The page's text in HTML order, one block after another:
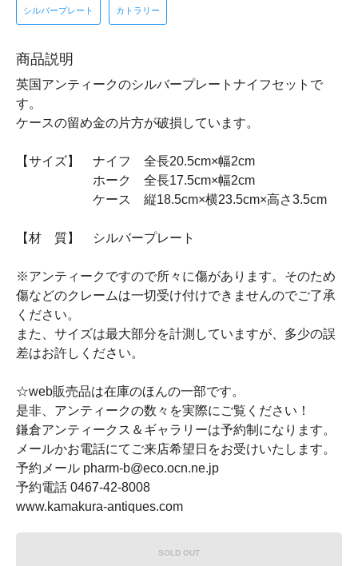
シルバープレート カトラリー
商品説明
英国アンティークのシルバープレートナイフセットで
す。
ケースの留め金の片方が破損しています。
【サイズ】 ナイフ 全長20.5cm×幅2cm
ホーク 全長17.5cm×幅2cm
ケース 縦18.5cm×横23.5cm×高さ3.5cm
【材 質】 シルバープレート
※アンティークですので所々に傷があります。そのため
傷などのクレームは一切受け付けできませんのでご了承
ください。
また、サイズは最大部分を計測していますが、多少の誤
差はお許しください。
☆web販売品は在庫のほんの一部です。
是非、アンティークの数々を実際にご覧ください！
鎌倉アンティークス＆ギャラリーは予約制になります。
メールかお電話にてご来店希望日をお受けいたします。
予約メール pharm-b@eco.ocn.ne.jp
予約電話 0467-42-8008
www.kamakura-antiques.com
SOLD OUT